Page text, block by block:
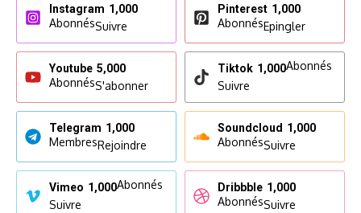
Instagram 1,000
AbonnésSuivre
Pinterest 1,000
AbonnésEpingler
Youtube 5,000
AbonnésS'abonner
Tiktok 1,000Abonnés
Suivre
Telegram 1,000
MembresRejoindre
Soundcloud 1,000
AbonnésSuivre
Vimeo 1,000Abonnés
Suivre
Dribbble 1,000
AbonnésSuivre